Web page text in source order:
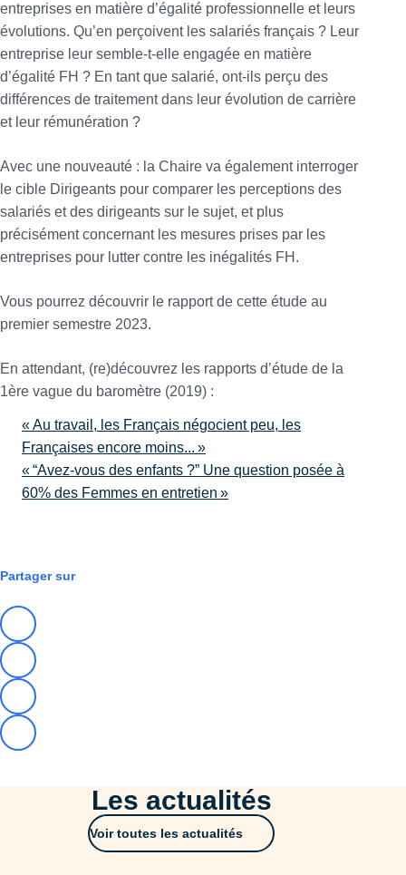
entreprises en matière d’égalité professionnelle et leurs
évolutions. Qu’en perçoivent les salariés français ? Leur
entreprise leur semble-t-elle engagée en matière
d’égalité FH ? En tant que salarié, ont-ils perçu des
différences de traitement dans leur évolution de carrière
et leur rémunération ?
Avec une nouveauté : la Chaire va également interroger
le cible Dirigeants pour comparer les perceptions des
salariés et des dirigeants sur le sujet, et plus
précisément concernant les mesures prises par les
entreprises pour lutter contre les inégalités FH.
Vous pourrez découvrir le rapport de cette étude au
premier semestre 2023.
En attendant, (re)découvrez les rapports d’étude de la
1ère vague du baromètre (2019) :
« Au travail, les Français négocient peu, les
Françaises encore moins... »
« “Avez-vous des enfants ?” Une question posée à
60% des Femmes en entretien »
Partager sur
Les actualités
Voir toutes les actualités